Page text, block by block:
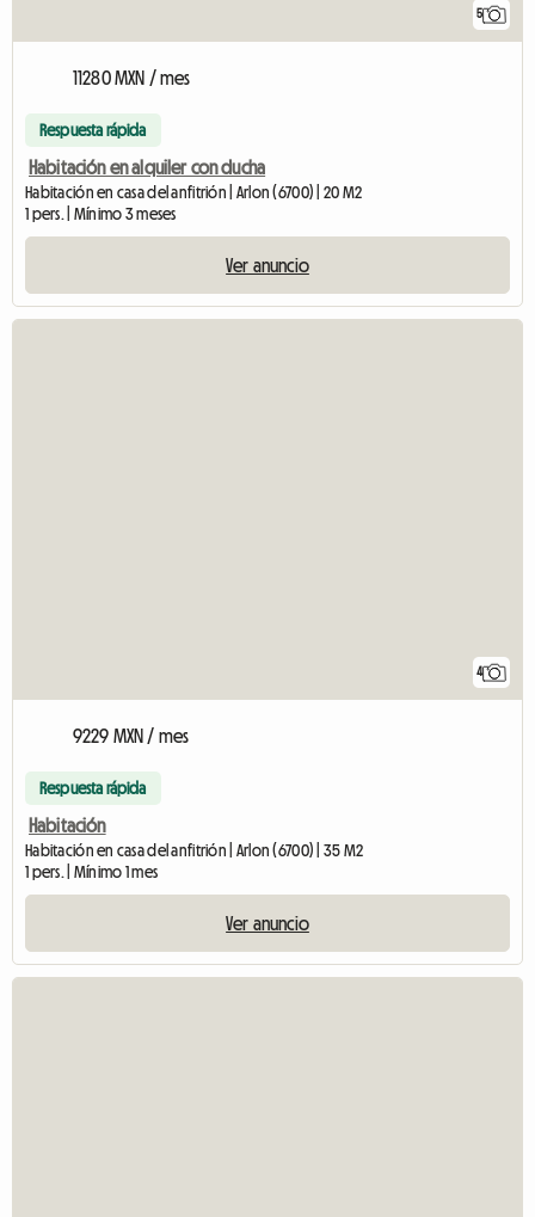
5
11280 MXN / mes
Respuesta rápida
Habitación en alquiler con ducha
Habitación en casa del anfitrión | Arlon (6700) | 20 M2
1 pers. | Mínimo 3 meses
Ver anuncio
4
9229 MXN / mes
Respuesta rápida
Habitación
Habitación en casa del anfitrión | Arlon (6700) | 35 M2
1 pers. | Mínimo 1 mes
Ver anuncio